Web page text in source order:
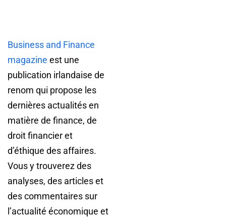
Business and Finance
magazine est une
publication irlandaise de
renom qui propose les
dernières actualités en
matière de finance, de
droit financier et
d’éthique des affaires.
Vous y trouverez des
analyses, des articles et
des commentaires sur
l’actualité économique et